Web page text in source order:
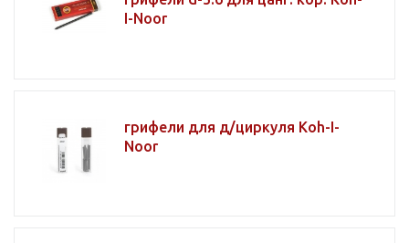
I-Noor
грифели для д/циркуля Koh-I-
Noor